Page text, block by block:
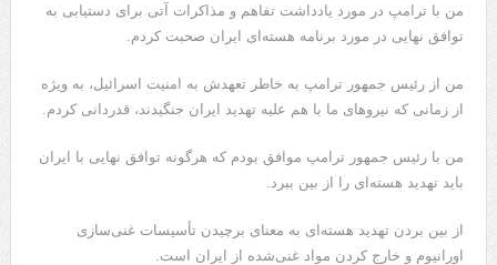
من با ترامپ در مورد یادداشت تفاهم و مذاکرات آتی برای دستیابی به
توافق نهایی در مورد برنامه هسته‌ای ایران صحبت کردم.
من از رئیس جمهور ترامپ به خاطر تعهدش به امنیت اسرائیل، به ویژه
از زمانی که نیروهای ما با هم علیه تهدید ایران جنگیدند، قدردانی کردم.
من با رئیس جمهور ترامپ موافق بودم که هرگونه توافق نهایی با ایران
باید تهدید هسته‌ای را از بین ببرد.
از بین بردن تهدید هسته‌ای به معنای برچیدن تأسیسات غنی‌سازی
اورانیوم و خارج کردن مواد غنی‌شده از ایران است.